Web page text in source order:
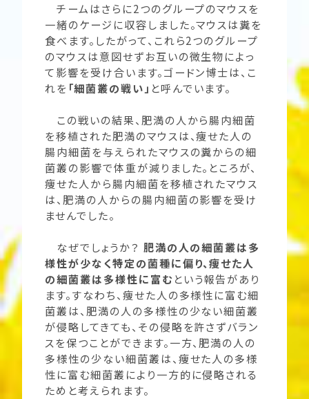
チームはさらに2つのグループのマウスを
一緒のケージに収容しました。マウスは糞を
食べます。したがって、これら2つのグループ
のマウスは意図せずお互いの微生物によっ
て影響を受け合います。ゴードン博士は、こ
れを 「細菌叢の戦い」 と呼んでいます。
この戦いの結果、肥満の人から腸内細菌
を移植された肥満のマウスは、痩せた人の
腸内細菌を与えられたマウスの糞からの細
菌叢の影響で体重が減りました。ところが、
痩せた人から腸内細菌を移植されたマウス
は、肥満の人からの腸内細菌の影響を受け
ませんでした。
なぜでしょうか？ 肥満の人の細菌叢は多
様性が少なく特定の菌種に偏り、痩せた人
の細菌叢は多様性に富むという報告があり
ます。すなわち、痩せた人の多様性に富む細
菌叢は、肥満の人の多様性の少ない細菌叢
が侵略してきても、その侵略を許さずバラン
スを保つことができます。一方、肥満の人の
多様性の少ない細菌叢は、痩せた人の多様
性に富む細菌叢により一方的に侵略される
ためと考えられます。